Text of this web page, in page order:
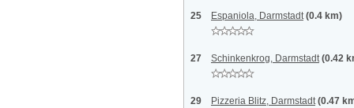
25 Espaniola, Darmstadt (0.4 km)
27 Schinkenkrog, Darmstadt (0.42
29 Pizzeria Blitz, Darmstadt (0.47